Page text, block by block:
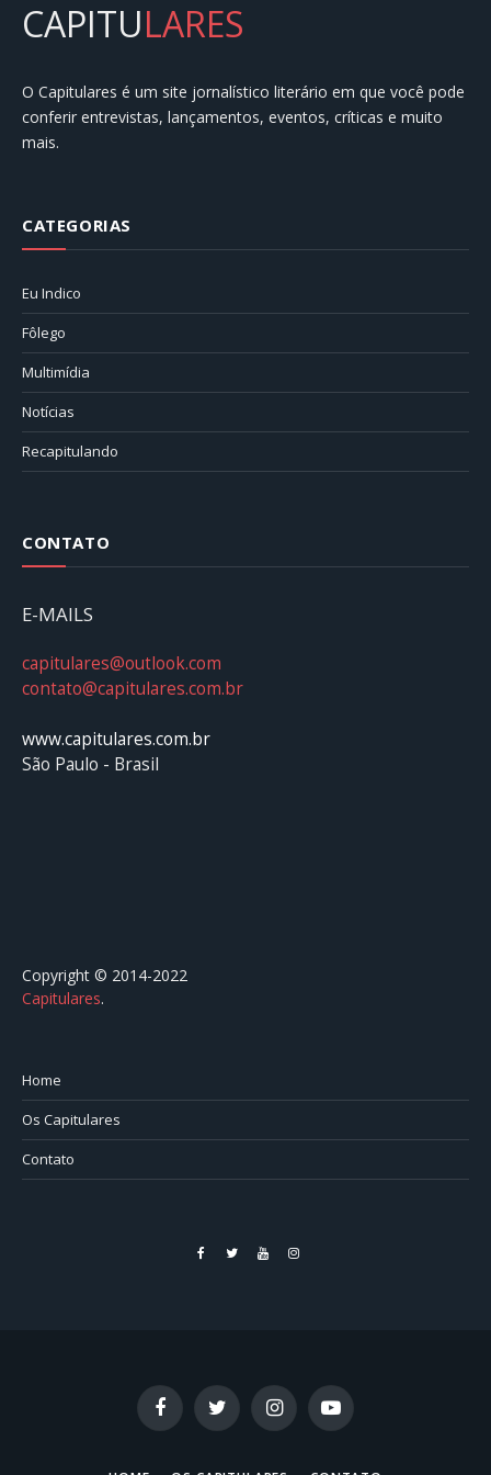
CAPITULARES
O Capitulares é um site jornalístico literário em que você pode
conferir entrevistas, lançamentos, eventos, críticas e muito
mais.
CATEGORIAS
Eu Indico
Fôlego
Multimídia
Notícias
Recapitulando
CONTATO
E-MAILS
capitulares@outlook.com
contato@capitulares.com.br
www.capitulares.com.br
São Paulo - Brasil
Copyright © 2014-2022
Capitulares.⠀⠀⠀⠀⠀⠀⠀⠀⠀⠀⠀⠀⠀⠀⠀⠀⠀⠀⠀⠀⠀⠀⠀⠀⠀⠀⠀
Home
Os Capitulares
Contato
FacebookTwitterYouTubeInstagram
FacebookTwitter InstagramYouTube